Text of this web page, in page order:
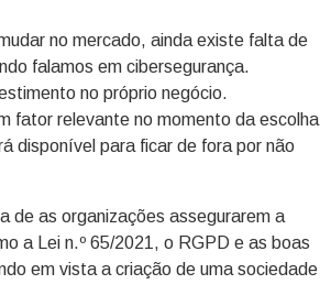
no mercado, ainda existe falta de
falamos em cibersegurança.
no próprio negócio.
fator relevante no momento da escolha
disponível para ficar de fora por não
de as organizações assegurarem a
a Lei n.º 65/2021, o RGPD e as boas
em vista a criação de uma sociedade